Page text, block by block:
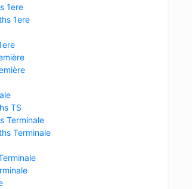
1ere
1ere
TS
Terminale
Terminale